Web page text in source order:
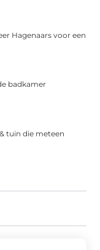
Hagenaars voor een
badkamer
tuin die meteen